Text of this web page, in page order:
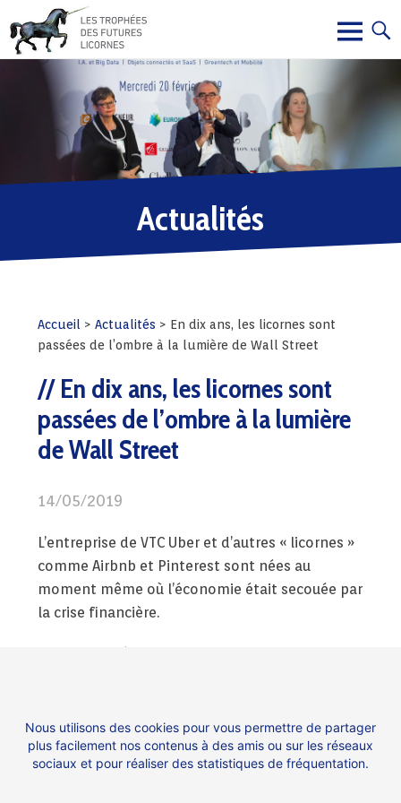
Actualités
Accueil >Actualités > En dix ans, les licornes sont
passées de l’ombre à la lumière de Wall Street
En dix ans, les licornes sont
passées de l’ombre à la lumière
de Wall Street
14/05/2019
L’entreprise de VTC Uber et d’autres « licornes »
comme Airbnb et Pinterest sont nées au
moment même où l’économie était secouée par
la crise financière.
parmi les meilleures pour les investissements
dans les start-up.
Nous utilisons des cookies pour vous permettre de partager
plus facilement nos contenus à des amis ou sur les réseaux
sociaux et pour réaliser des statistiques de fréquentation.